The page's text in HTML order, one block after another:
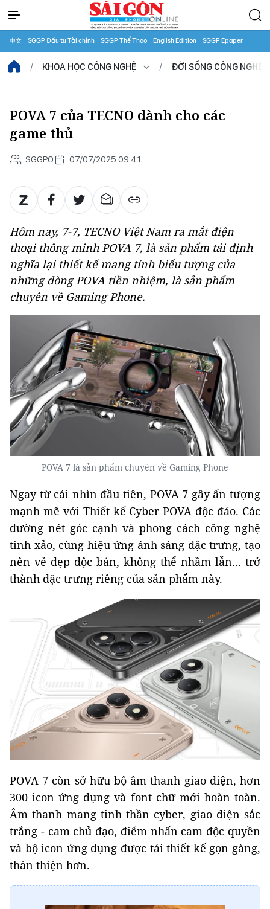
中文 SGGP Đầu tư Tài chính SGGP Thể Thao English Edition SGGP Epaper
KHOA HỌC CÔNG NGHỆ ĐỜI SỐNG CÔNG NGHỆ
POVA 7 của TECNO dành cho các
game thủ
SGGPO 07/07/2025 09:41
Hôm nay, 7-7, TECNO Việt Nam ra mắt điện
thoại thông minh POVA 7, là sản phẩm tái định
nghĩa lại thiết kế mang tính biểu tượng của
những dòng POVA tiền nhiệm, là sản phẩm
chuyên về Gaming Phone.
POVA 7 là sản phẩm chuyên về Gaming Phone
Ngay từ cái nhìn đầu tiên, POVA 7 gây ấn tượng
mạnh mẽ với Thiết kế Cyber POVA độc đáo. Các
đường nét góc cạnh và phong cách công nghệ
tinh xảo, cùng hiệu ứng ánh sáng đặc trưng, tạo
nên vẻ đẹp độc bản, không thể nhầm lẫn… trở
thành đặc trưng riêng của sản phẩm này.
POVA 7 còn sở hữu bộ âm thanh giao diện, hơn
300 icon ứng dụng và font chữ mới hoàn toàn.
Âm thanh mang tinh thần cyber, giao diện sắc
trắng - cam chủ đạo, điểm nhấn cam độc quyền
và bộ icon ứng dụng được tái thiết kế gọn gàng,
thân thiện hơn.